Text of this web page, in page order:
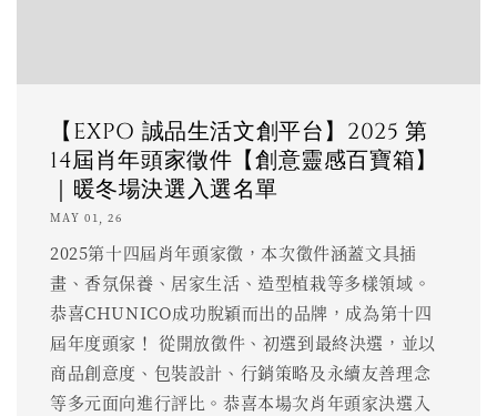
【EXPO 誠品生活文創平台】2025 第
14屆肖年頭家徵件【創意靈感百寶箱】
｜暖冬場決選入選名單
MAY 01, 26
2025第十四屆肖年頭家徵，本次徵件涵蓋文具插
畫、香氛保養、居家生活、造型植栽等多樣領域。
恭喜CHUNICO成功脫穎而出的品牌，成為第十四
屆年度頭家！ 從開放徵件、初選到最終決選，並以
商品創意度、包裝設計、行銷策略及永續友善理念
等多元面向進行評比。恭喜本場次肖年頭家決選入